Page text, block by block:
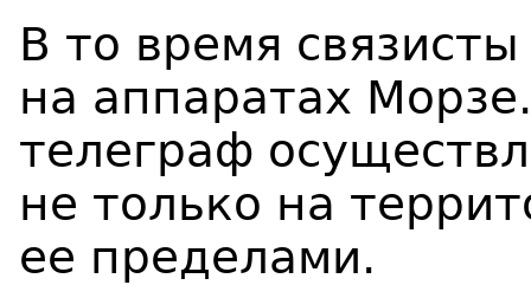
В то время
на аппаратах
телеграф
не только на
ее пределами.